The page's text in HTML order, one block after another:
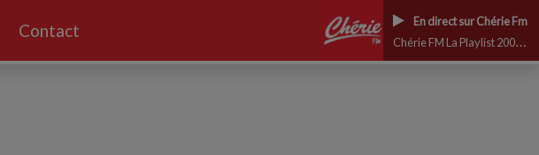
Contact
En direct sur Chérie Fm
Chérie FM La Playlist 2000 CHERIE FM